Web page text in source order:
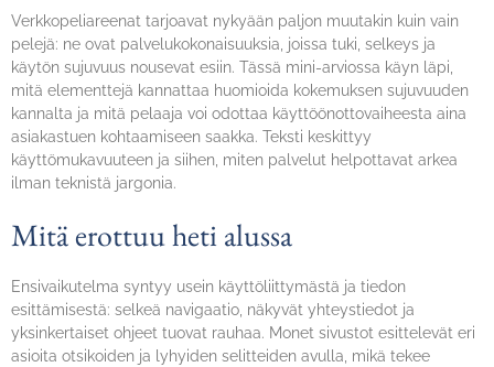
Verkkopeliareenat tarjoavat nykyään paljon muutakin kuin vain
pelejä: ne ovat palvelukokonaisuuksia, joissa tuki, selkeys ja
käytön sujuvuus nousevat esiin. Tässä mini-arviossa käyn läpi,
mitä elementtejä kannattaa huomioida kokemuksen sujuvuuden
kannalta ja mitä pelaaja voi odottaa käyttöönottovaiheesta aina
asiakastuen kohtaamiseen saakka. Teksti keskittyy
käyttömukavuuteen ja siihen, miten palvelut helpottavat arkea
ilman teknistä jargonia.
Mitä erottuu heti alussa
Ensivaikutelma syntyy usein käyttöliittymästä ja tiedon
esittämisestä: selkeä navigaatio, näkyvät yhteystiedot ja
yksinkertaiset ohjeet tuovat rauhaa. Monet sivustot esittelevät eri
asioita otsikoiden ja lyhyiden selitteiden avulla, mikä tekee